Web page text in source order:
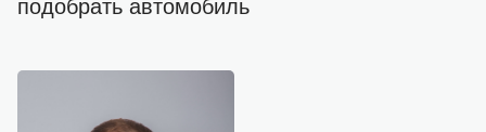
подобрать автомобиль